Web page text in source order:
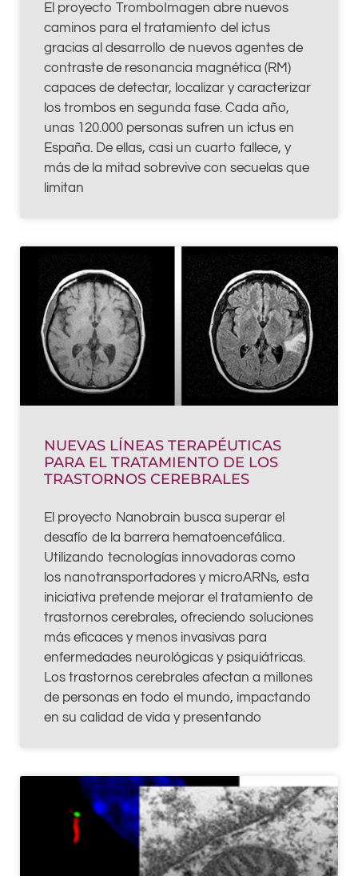
El proyecto TromboImagen abre nuevos
caminos para el tratamiento del ictus
gracias al desarrollo de nuevos agentes de
contraste de resonancia magnética (RM)
capaces de detectar, localizar y caracterizar
los trombos en segunda fase. Cada año,
unas 120.000 personas sufren un ictus en
España. De ellas, casi un cuarto fallece, y
más de la mitad sobrevive con secuelas que
limitan
NUEVAS LÍNEAS TERAPÉUTICAS
PARA EL TRATAMIENTO DE LOS
TRASTORNOS CEREBRALES
El proyecto Nanobrain busca superar el
desafío de la barrera hematoencefálica.
Utilizando tecnologías innovadoras como
los nanotransportadores y microARNs, esta
iniciativa pretende mejorar el tratamiento de
trastornos cerebrales, ofreciendo soluciones
más eficaces y menos invasivas para
enfermedades neurológicas y psiquiátricas.
Los trastornos cerebrales afectan a millones
de personas en todo el mundo, impactando
en su calidad de vida y presentando